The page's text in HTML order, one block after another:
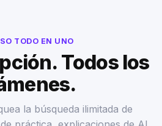
TODO EN UNO
Todos los
la búsqueda ilimitada de